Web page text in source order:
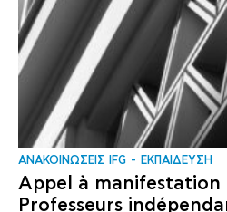
ΑΝΑΚΟΙΝΩΣΕΙΣ IFG ΕΚΠΑΙΔΕΥΣΗ
Appel à manifestation
Professeurs